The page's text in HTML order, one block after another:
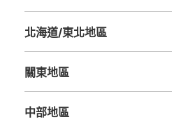
北海道/東北地區
關東地區
中部地區